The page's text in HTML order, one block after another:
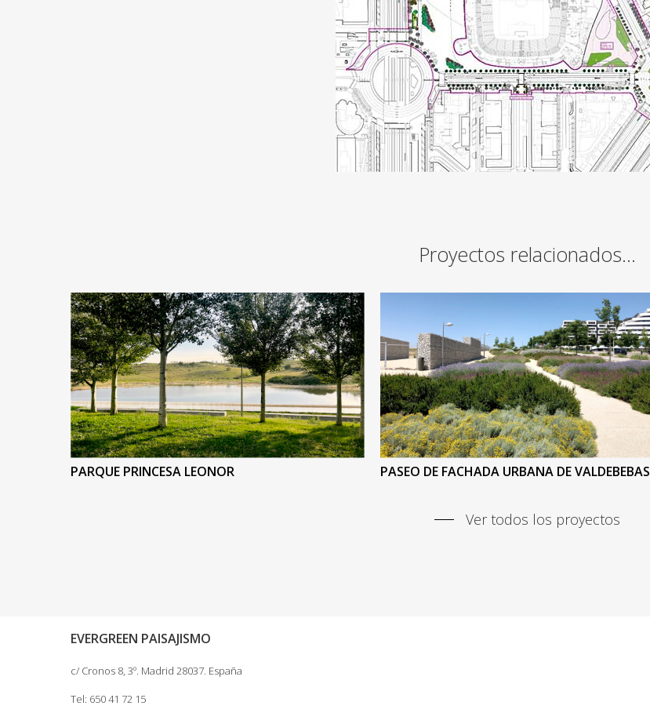
Proyectos relacionados…
PARQUE PRINCESA LEONOR PASEO DE FACHADA URBANA DE VALDEBEBAS
Ver todos los proyectos
EVERGREEN PAISAJISMO
c/ Cronos 8, 3º. Madrid 28037. España
Tel: 650 41 72 15